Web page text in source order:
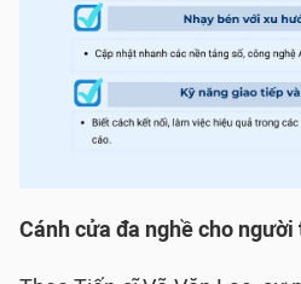
Cánh cửa đa nghề cho